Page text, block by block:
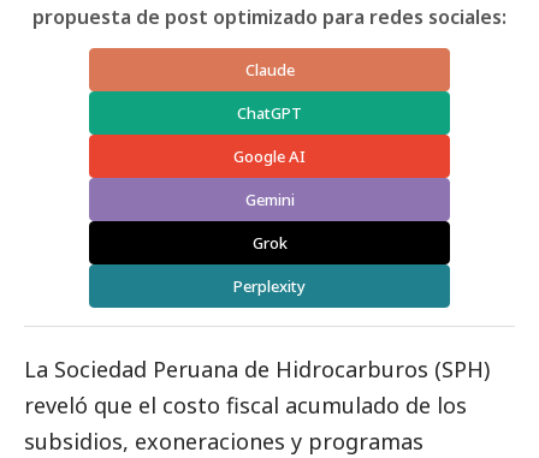
propuesta de post optimizado para redes sociales:
Claude
ChatGPT
Google AI
Gemini
Grok
Perplexity
La Sociedad Peruana de Hidrocarburos (SPH)
reveló que el costo fiscal acumulado de los
subsidios, exoneraciones y programas